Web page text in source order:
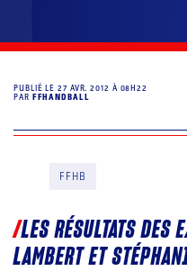
PUBLIÉ LE27 AVR. 2012 À 08H22
PAR FFHANDBALL
FFHB
LES RÉSULTATS DES
LAMBERT ET